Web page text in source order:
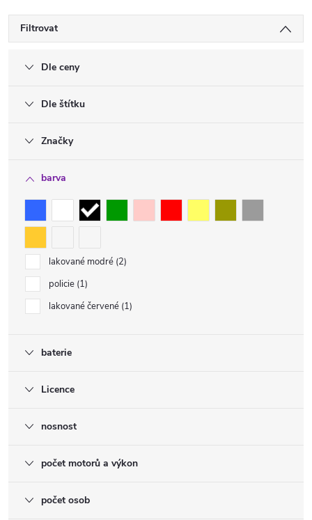
Filtrovat
Dle ceny
Dle štítku
Značky
barva
lakované modré 2
policie 1
lakované červené 1
baterie
Licence
nosnost
počet motorů a výkon
počet osob